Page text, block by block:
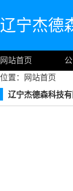
辽宁杰德
网站首页
位置：
网站首页
辽宁杰德森科技有